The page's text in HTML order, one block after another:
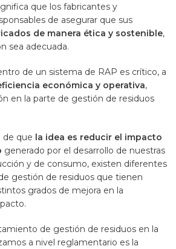
que los fabricantes y
de asegurar que sus
de manera ética y sostenible,
sea adecuada.
de un sistema de RAP es crítico, a
económica y operativa,
en la parte de gestión de residuos
de que la idea es reducir el impacto
generado por el desarrollo de nuestras
y de consumo, existen diferentes
gestión de residuos que tienen
grados de mejora en la
de gestión de residuos en la
a nivel reglamentario es la